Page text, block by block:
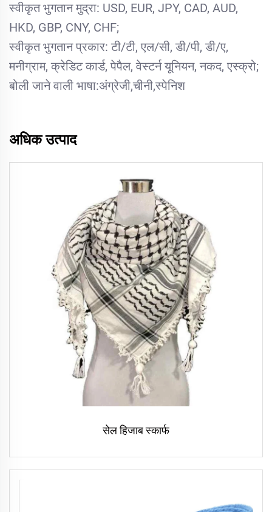
स्वीकृत भुगतान मुद्रा: USD, EUR, JPY, CAD, AUD,
HKD, GBP, CNY, CHF;
स्वीकृत भुगतान प्रकार: टी/टी, एल/सी, डी/पी, डी/ए,
मनीग्राम, क्रेडिट कार्ड, पेपैल, वेस्टर्न यूनियन, नकद, एस्क्रो;
बोली जाने वाली भाषा:अंग्रेजी,चीनी,स्पेनिश
अधिक उत्पाद
सेल हिजाब स्कार्फ